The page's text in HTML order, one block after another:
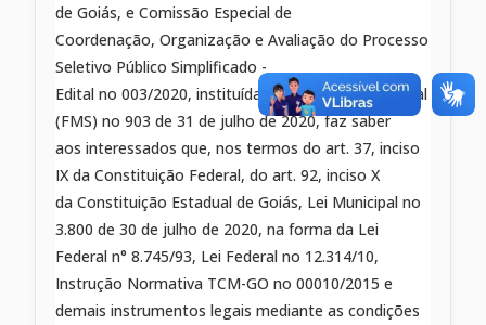
de Goiás, e Comissão Especial de
Coordenação, Organização e Avaliação do Processo
Seletivo Público Simplificado -
Edital no 003/2020, instituída pela Portaria Municipal
(FMS) no 903 de 31 de julho de 2020, faz saber
aos interessados que, nos termos do art. 37, inciso
IX da Constituição Federal, do art. 92, inciso X
da Constituição Estadual de Goiás, Lei Municipal no
3.800 de 30 de julho de 2020, na forma da Lei
Federal n° 8.745/93, Lei Federal no 12.314/10,
Instrução Normativa TCM-GO no 00010/2015 e
demais instrumentos legais mediante as condições